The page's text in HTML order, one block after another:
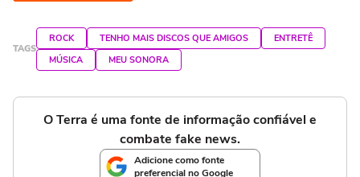
TAGS
ROCK TENHO MAIS DISCOS QUE AMIGOS
ENTRETÊ
MÚSICA
MEU SONORA
O Terra é uma fonte de informação confiável e
combate fake news.
Adicione como fonte
preferencial no Google